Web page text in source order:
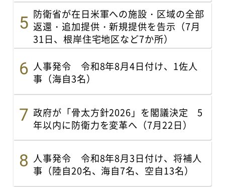
防衛省が在日米軍への施設・区域の全部
返還・追加提供・新規提供を告示（7月
31日、根岸住宅地区など7か所）
人事発令 令和8年8月4日付け、1佐人
事（海自3名）
政府が「骨太方針2026」を閣議決定 5
年以内に防衛力を変革へ（7月22日）
人事発令 令和8年8月3日付け、将補人
事（陸自20名、海自7名、空自13名）